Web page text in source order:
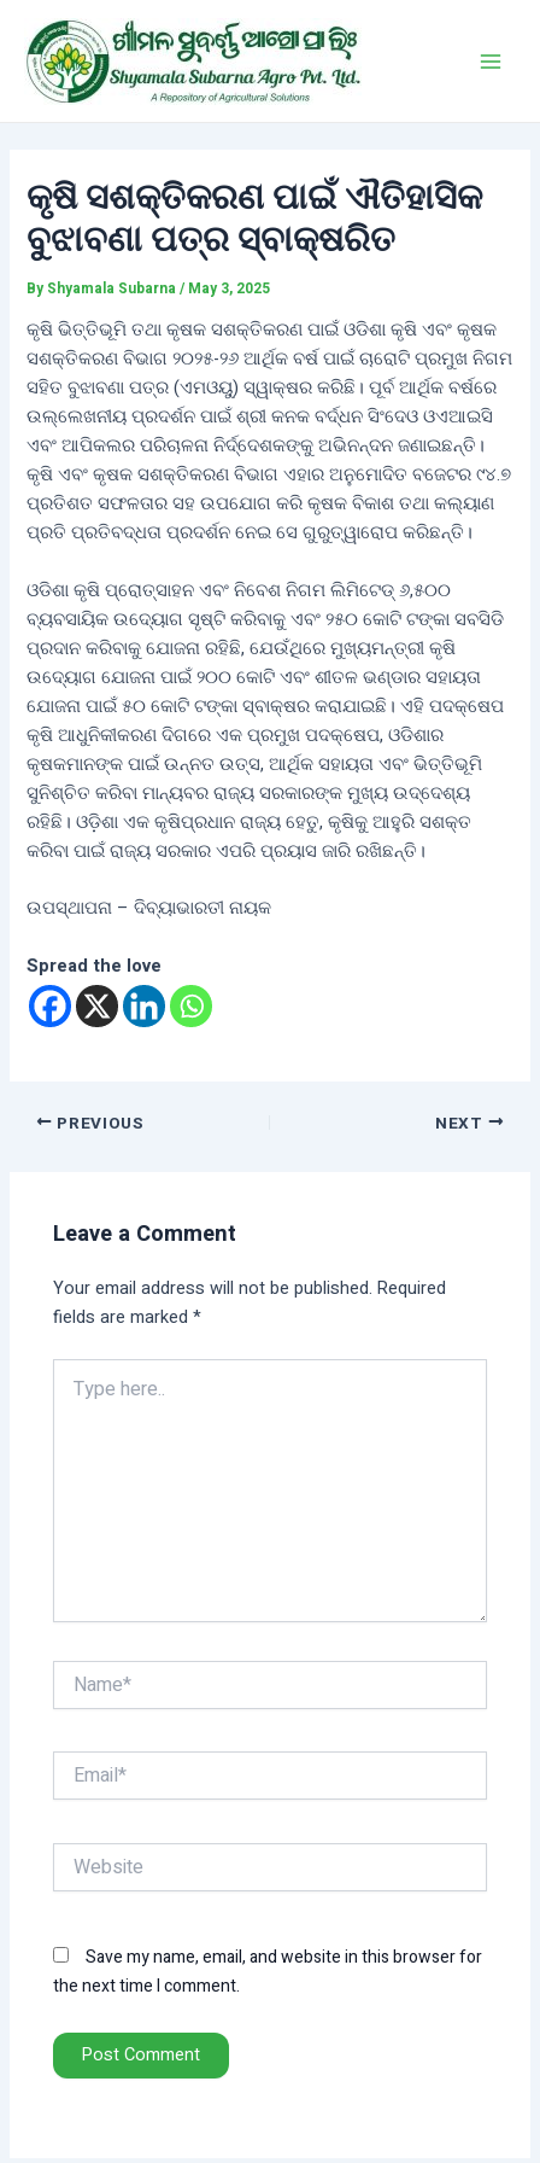
content
କୃଷି ସଶକ୍ତିକରଣ ପାଇଁ ଐତିହାସିକ
ବୁଝାବଣା ପତ୍ର ସ୍ବାକ୍ଷରିତ
By Shyamala Subarna/ May 3, 2025
କୃଷି ଭିତ୍ତିଭୂମି ତଥା କୃଷକ ସଶକ୍ତିକରଣ ପାଇଁ ଓଡିଶା କୃଷି ଏବଂ କୃଷକ
ସଶକ୍ତିକରଣ ବିଭାଗ ୨୦୨୫-୨୬ ଆର୍ଥିକ ବର୍ଷ ପାଇଁ ଚାରୋଟି ପ୍ରମୁଖ ନିଗମ
ସହିତ ବୁଝାବଣା ପତ୍ର (ଏମଓୟୁ) ସ୍ୱାକ୍ଷର କରିଛି। ପୂର୍ବ ଆର୍ଥିକ ବର୍ଷରେ
ଉଲ୍ଲେଖନୀୟ ପ୍ରଦର୍ଶନ ପାଇଁ ଶ୍ରୀ କନକ ବର୍ଦ୍ଧନ ସିଂଦେଓ ଓଏଆଇସି
ଏବଂ ଆପିକଲର ପରିଚାଳନା ନିର୍ଦ୍ଦେଶକଙ୍କୁ ଅଭିନନ୍ଦନ ଜଣାଇଛନ୍ତି।
କୃଷି ଏବଂ କୃଷକ ସଶକ୍ତିକରଣ ବିଭାଗ ଏହାର ଅନୁମୋଦିତ ବଜେଟର ୯୪.୭
ପ୍ରତିଶତ ସଫଳତାର ସହ ଉପଯୋଗ କରି କୃଷକ ବିକାଶ ତଥା କଲ୍ୟାଣ
ପ୍ରତି ପ୍ରତିବଦ୍ଧତା ପ୍ରଦର୍ଶନ ନେଇ ସେ ଗୁରୁତ୍ୱାରୋପ କରିଛନ୍ତି।
ଓଡିଶା କୃଷି ପ୍ରୋତ୍ସାହନ ଏବଂ ନିବେଶ ନିଗମ ଲିମିଟେଡ୍ ୬,୫୦୦
ବ୍ୟବସାୟିକ ଉଦ୍ୟୋଗ ସୃଷ୍ଟି କରିବାକୁ ଏବଂ ୨୫୦ କୋଟି ଟଙ୍କା ସବସିଡି
ପ୍ରଦାନ କରିବାକୁ ଯୋଜନା ରହିଛି, ଯେଉଁଥିରେ ମୁଖ୍ୟମନ୍ତ୍ରୀ କୃଷି
ଉଦ୍ୟୋଗ ଯୋଜନା ପାଇଁ ୨୦୦ କୋଟି ଏବଂ ଶୀତଳ ଭଣ୍ଡାର ସହାୟତା
ଯୋଜନା ପାଇଁ ୫୦ କୋଟି ଟଙ୍କା ସ୍ବାକ୍ଷର କରାଯାଇଛି। ଏହି ପଦକ୍ଷେପ
କୃଷି ଆଧୁନିକୀକରଣ ଦିଗରେ ଏକ ପ୍ରମୁଖ ପଦକ୍ଷେପ, ଓଡିଶାର
କୃଷକମାନଙ୍କ ପାଇଁ ଉନ୍ନତ ଉତ୍ସ, ଆର୍ଥିକ ସହାୟତା ଏବଂ ଭିତ୍ତିଭୂମି
ସୁନିଶ୍ଚିତ କରିବା ମାନ୍ୟବର ରାଜ୍ୟ ସରକାରଙ୍କ ମୁଖ୍ୟ ଉଦ୍ଦେଶ୍ୟ
ରହିଛି। ଓଡ଼ିଶା ଏକ କୃଷିପ୍ରଧାନ ରାଜ୍ୟ ହେତୁ, କୃଷିକୁ ଆହୁରି ସଶକ୍ତ
କରିବା ପାଇଁ ରାଜ୍ୟ ସରକାର ଏପରି ପ୍ରୟାସ ଜାରି ରଖିଛନ୍ତି।
ଉପସ୍ଥାପନା – ଦିବ୍ୟାଭାରତୀ ନାୟକ
Spread the love
navigation
PREVIOUS NEXT
Leave a Comment
Your email address will not be published. Required
fields are marked*
here..
Name*
Email*
Website
Save my name, email, and website in this browser for
the next time I comment.